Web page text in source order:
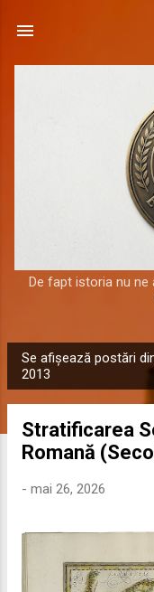
De fapt istoria nu ne
o
Se afișează postări
2013
Stratificarea
Romană
- mai 26, 2026